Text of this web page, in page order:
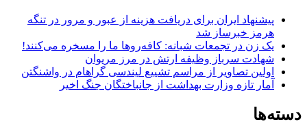
پیشنهاد ایران برای دریافت هزینه از عبور و مرور در تنگه
هرمز خبرساز شد
یک زن در تجمعات شبانه: کافه‌روها ما را مسخره می‌کنند!
شهادت سرباز وظیفه ارتش در مرز مریوان
اولین تصاویر از مراسم تشییع لیندسی گراهام در واشنگتن
آمار تازه وزارت بهداشت از جانباختگان جنگ اخیر
دسته‌ها